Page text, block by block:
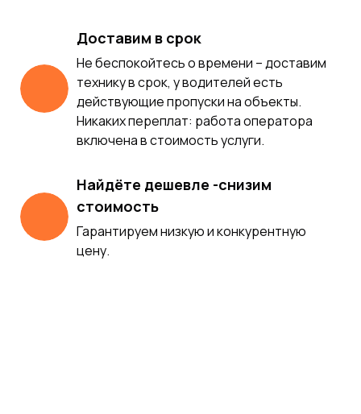
Доставим в срок
Не беспокойтесь о времени – доставим
технику в срок, у водителей есть
действующие пропуски на объекты.
Никаких переплат: работа оператора
включена в стоимость услуги.
Найдёте дешевле -снизим
стоимость
Гарантируем низкую и конкурентную
цену.